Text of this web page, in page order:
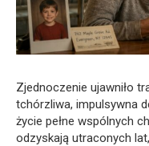
Zjednoczenie ujawniło
tchórzliwa, impulsywna
życie pełne wspólnych
odzyskają utraconych